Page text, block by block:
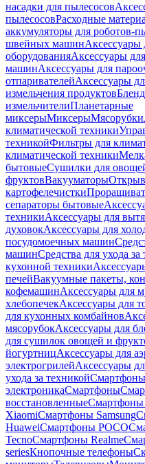
насадки для пылесосов
пылесосовРасходные
аккумуляторы для роботов-
швейных машин
оборудованияАксессуары
машинАксессуары для
отпаривателейАксессуары
измельчения продуктов
измельчителиПланетарные
миксерыМиксерыМясорубки
климатической техники
техникойФильтры для
климатической техники
бытовыеСушилки для
фруктовВакууматоры
картофелечистки
сепараторы бытовые
техникиАксессуары для
духовокАксессуары для
посудомоечных машин
машинСредства для ухода за
кухонной техники
печейВакуумные пакеты,
кофемашинАксессуары для
хлебопечекАксессуары для
для кухонных комбайнов
мясорубокАксессуары для
для сушилок овощей и
йогуртницАксессуары для
электрогрилейАксессуары
ухода за техникой
электроникаСмартфоны
восстановленныеСмартфоны
XiaomiСмартфоны Samsung
HuaweiСмартфоны POCO
TecnoСмартфоны Realme
seriesКнопочные телефоны